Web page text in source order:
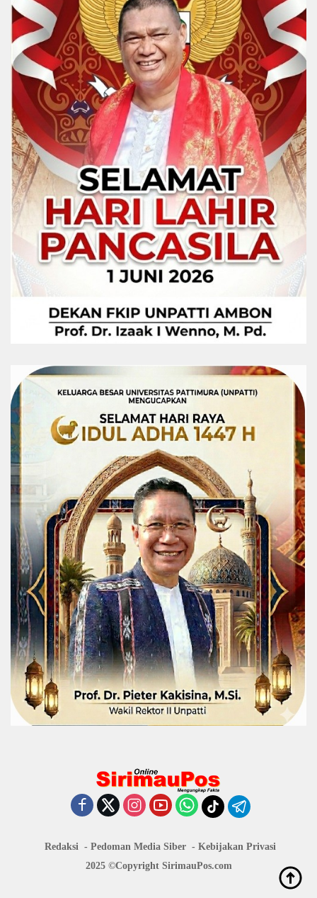
Redaksi Pedoman Media Siber
Kebijakan Privasi
2025 ©Copyright SirimauPos.com